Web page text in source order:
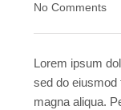
No Comments
Lorem ipsum
sed do eiusmod
magna aliqua.